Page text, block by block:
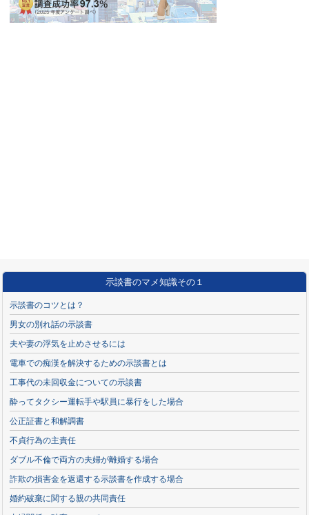
示談書のマメ知識その１
示談書のコツとは？
男女の別れ話の示談書
夫や妻の浮気を止めさせるには
電車での痴漢を解決するための示談書とは
工事代の未回収金についての示談書
酔ってタクシー運転手や駅員に暴行をした場合
公正証書と和解調書
不貞行為の主責任
ダブル不倫で両方の夫婦が離婚する場合
詐欺の損害金を返還する示談書を作成する場合
婚約破棄に関する親の共同責任